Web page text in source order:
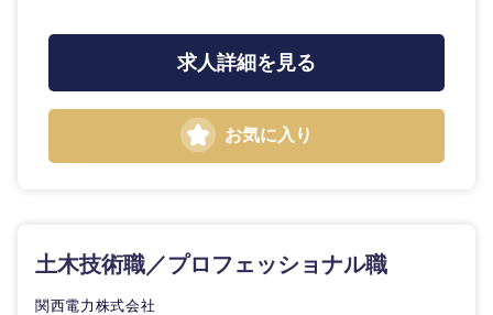
求人詳細を見る
お気に入り
土木技術職／プロフェッショナル職
関西電力株式会社